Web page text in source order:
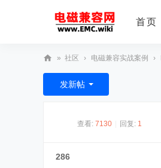
首页
E
» 社区 › 电磁兼容实战案例 ›
发新帖
查看: 7130 回复: 1
286